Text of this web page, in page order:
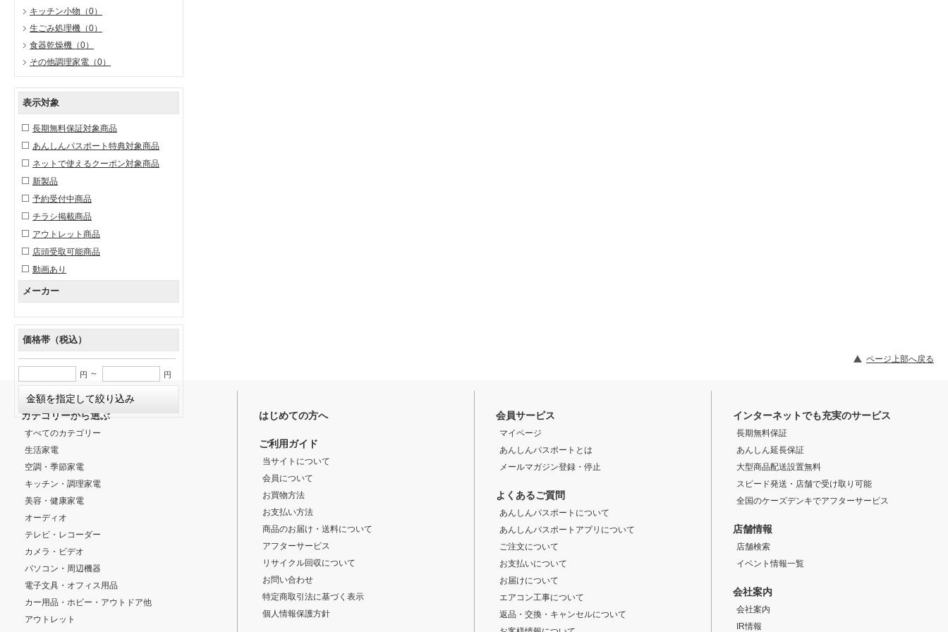
キッチン小物 （0）
生ごみ処理機 （0）
食器乾燥機 （0）
その他調理家電 （0）
表示対象
長期無料保証対象商品
あんしんパスポート特典対象商品
ネットで使えるクーポン対象商品
新製品
予約受付中商品
チラシ掲載商品
アウトレット商品
店頭受取可能商品
動画あり
メーカー
価格帯（税込）
円 ～ 円
ページ上部へ戻る
カテゴリーから選ぶ
すべてのカテゴリー
生活家電
空調・季節家電
キッチン・調理家電
美容・健康家電
オーディオ
テレビ・レコーダー
カメラ・ビデオ
パソコン・周辺機器
電子文具・オフィス用品
カー用品・ホビー・アウトドア他
アウトレット
はじめての方へ
ご利用ガイド
当サイトについて
会員について
お買物方法
お支払い方法
商品のお届け・送料について
アフターサービス
リサイクル回収について
お問い合わせ
特定商取引法に基づく表示
個人情報保護方針
会員サービス
マイページ
あんしんパスポートとは
メールマガジン登録・停止
よくあるご質問
あんしんパスポートについて
あんしんパスポートアプリについて
ご注文について
お支払いについて
お届けについて
エアコン工事について
返品・交換・キャンセルについて
インターネットでも充実のサービス
長期無料保証
あんしん延長保証
大型商品配送設置無料
スピード発送・店舗で受け取り可能
全国のケーズデンキでアフターサービス
店舗情報
店舗検索
イベント情報一覧
会社案内
会社案内
IR情報